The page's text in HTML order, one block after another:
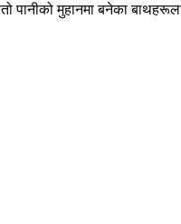
पानीको मुहानमा बनेका